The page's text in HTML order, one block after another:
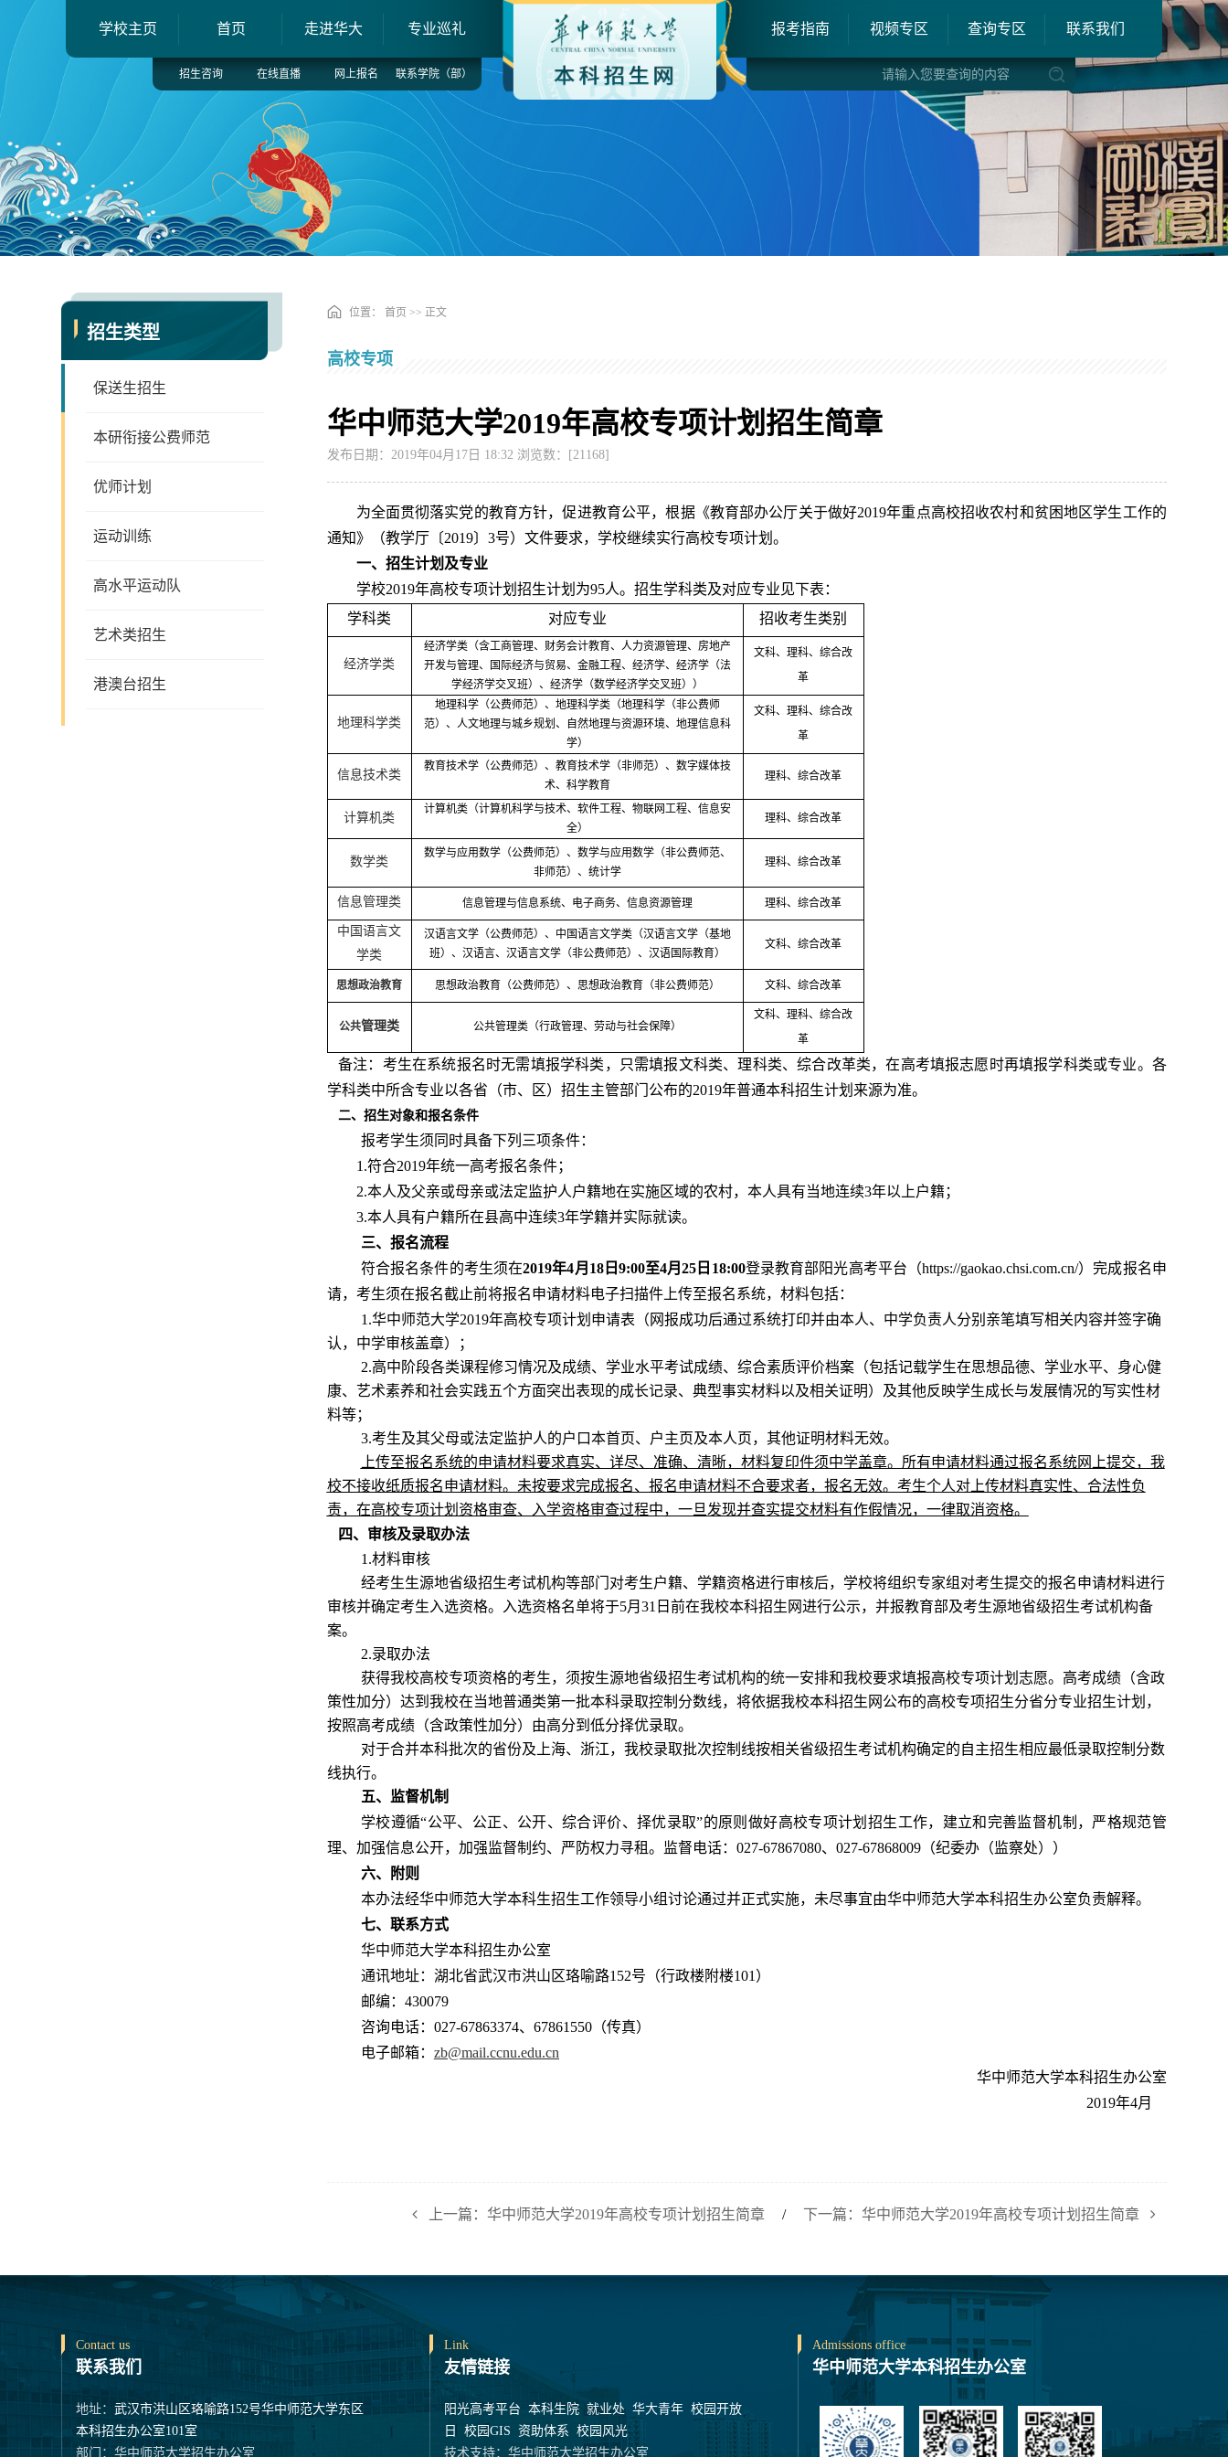
学校主页 首页 走进华大 专业巡礼 报考指南 视频专区 查询专区 联系我们
招生咨询 在线直播 网上报名 联系学院（部）
招生类型
保送生招生
本研衔接公费师范
优师计划
运动训练
高水平运动队
艺术类招生
港澳台招生
位置： 首页 >> 正文
高校专项
华中师范大学2019年高校专项计划招生简章
发布日期：2019年04月17日 18:32 浏览数：[21168]
为全面贯彻落实党的教育方针，促进教育公平，根据《教育部办公厅关于做好2019年重点高校招收农村和贫困地区学生工作的
通知》（教学厅〔2019〕3号）文件要求，学校继续实行高校专项计划。
一、招生计划及专业
学校2019年高校专项计划招生计划为95人。招生学科类及对应专业见下表：
学科类
对应专业 招收考生类别
经济学类
经济学类（含工商管理、财务会计教育、人力资源管理、房地产
开发与管理、国际经济与贸易、金融工程、经济学、 经济学（法
学经济学交叉班） 、 经济学（数学经济学交叉班））
文科、理科、综合改
革
地理科学类
地理科学（公费师范）、地理科学类（地理科学（非公费师
范）、人文地理与城乡规划、自然地理与资源环境、地理信息科
学）
文科、理科、综合改
革
信息技术类
教育技术学（公费师范）、教育技术学（非师范）、数字媒体技
术、科学教育
理科、综合改革
计算机类
计算机类（计算机科学与技术、软件工程、物联网工程、信息安
全）
理科、综合改革
数学类
数学与应用数学（公费师范）、数学与应用数学（非公费师范、
非师范）、统计学
理科、综合改革
信息管理类 信息管理与信息系统、电子商务、信息资源管理 理科、综合改革
中国语言文
学类
汉语言文学（公费师范）、中国语言文学类（汉语言文学（基地
班）、汉语言、汉语言文学（非公费师范）、汉语国际教育）
文科、综合改革
思想政治教育 思想政治教育（公费师范）、思想政治教育（非公费师范） 文科、综合改革
公共管理类 公共管理类（行政管理、劳动与社会保障）
文科、理科、综合改
革
备注：考生在系统报名时无需填报学科类，只需填报文科类、理科类、综合改革类，在高考填报志愿时再填报学科类或专业。各
学科类中所含专业以各省 （市、区） 招生主管部门 公布的2019年普通本科招生计划来源为准。
二、招生对象和报名条件
报考学生须同时具备下列三项条件：
1.符合2019年统一高考报名条件；
2.本人及父亲或母亲或法定监护人户籍地在实施区域的农村，本人具有当地连续3年以上户籍；
3.本人具有户籍所在县高中连续3年学籍并实际就读。
三、报名流程
符合报名条件的考生须在2019年4月18日9:00至4月25日18:00登录教育部阳光高考平台（https://gaokao.chsi.com.cn/）完成报名申
请，考生须在报名截止前将报名申请材料电子扫描件上传至报名系统，材料包括：
1.华中师范大学2019年高校专项计划申请表（网报成功后通过系统打印并由本人、中学负责人分别亲笔填写相关内容并签字确
认，中学审核盖章）；
2.高中阶段各类课程修习情况及成绩、学业水平考试成绩、综合素质评价档案（包括记载学生在思想品德、学业水平、身心健
康、艺术素养和社会实践五个方面突出表现的成长记录、典型事实材料以及相关证明）及其他反映学生成长与发展情况的写实性材
料等；
3.考生及其父母或法定监护人的户口本首页、户主页及本人页，其他证明材料无效。
上传至报名系统的申请材料要求真实、详尽、准确、清晰，材料复印件须中学盖章。所有申请材料通过报名系统网上提交，我
校不接收纸质报名申请材料。未按要求完成报名、报名申请材料不合要求者，报名无效。考生个人对上传材料真实性、合法性负
责，在高校专项计划资格审查、入学资格审查过程中，一旦发现并查实提交材料有作假情况，一律取消资格。
四、审核及录取办法
1.材料审核
经考生生源地省级招生考试机构等部门对考生户籍、学籍资格进行审核后，学校将组织专家组对考生提交的报名申请材料进行
审核并确定考生入选资格。入选资格名单将于5月31日前在我校本科招生网进行公示，并报教育部及考生源地省级招生考试机构备
案。
2.录取办法
获得我校高校专项资格的考生，须按生源地省级招生考试机构的统一安排和我校要求填报高校专项计划志愿。高考成绩（含政
策性加分）达到我校在当地普通类第一批本科录取控制分数线，将依据我校本科招生网公布的高校专项招生分省分专业招生计划，
按照高考成绩（含政策性加分）由高分到低分择优录取。
对于合并本科批次的省份及上海、浙江，我校录取批次控制线按相关省级招生考试机构确定的自主招生相应最低录取控制分数
线执行。
五、监督机制
学校遵循“公平、公正、公开、综合评价、择优录取”的原则做好高校专项计划招生工作，建立和完善监督机制，严格规范管
理、加强信息公开，加强监督制约、严防权力寻租。监督电话：027-67867080、027-67868009（纪委办（监察处））
六、附则
本办法经华中师范大学本科生招生工作领导小组讨论通过并正式实施，未尽事宜由华中师范大学本科招生办公室负责解释。
七、联系方式
华中师范大学本科招生办公室
通讯地址：湖北省武汉市洪山区珞喻路152号（行政楼附楼101）
邮编： 430079
咨询电话： 027-67863374、67861550（传真）
电子邮箱： zb@mail.ccnu.edu.cn
华中师范大学本科招生办公室
2019年4月
上一篇：华中师范大学2019年高校专项计划招生简章 / 下一篇：华中师范大学2019年高校专项计划招生简章
Contact us
联系我们
地址：武汉市洪山区珞喻路152号华中师范大学东区
本科招生办公室101室
部门：华中师范大学招生办公室
Link
友情链接
阳光高考平台 本科生院 就业处 华大青年 校园开放
日
校园GIS 资助体系 校园风光
技术支持：华中师范大学招生办公室
Admissions office
华中师范大学本科招生办公室